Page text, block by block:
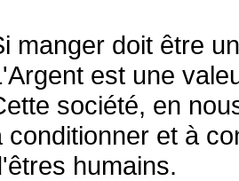
manger doit être
est une
société, en
conditionner et à
humains.